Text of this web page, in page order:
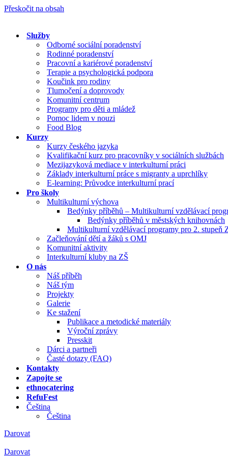
Přeskočit na obsah
Služby
Odborné sociální poradenství
Rodinné poradenství
Pracovní a kariérové poradenství
Terapie a psychologická podpora
Koučink pro rodiny
Tlumočení a doprovody
Komunitní centrum
Programy pro děti a mládež
Pomoc lidem v nouzi
Food Blog
Kurzy
Kurzy českého jazyka
Kvalifikační kurz pro pracovníky v sociálních službách
Mezijazyková mediace v interkulturní práci
Základy interkulturní práce s migranty a uprchlíky
E-learning: Průvodce interkulturní prací
Pro školy
Multikulturní výchova
Bedýnky příběhů – Multikulturní vzdělávací
Bedýnky příběhů v městských knihovnách
Multikulturní vzdělávací programy pro 2. stupeň
Začleňování dětí a žáků s OMJ
Komunitní aktivity
Interkulturní kluby na ZŠ
O nás
Náš příběh
Náš tým
Projekty
Galerie
Ke stažení
Publikace a metodické materiály
Výroční zprávy
Presskit
Dárci a partneři
Časté dotazy (FAQ)
Kontakty
Zapojte se
ethnocatering
RefuFest
Čeština
Čeština
Darovat
Darovat